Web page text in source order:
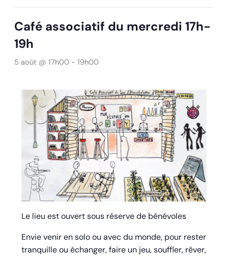
Café associatif du mercredi 17h-
19h
5 août @ 17h00- 19h00
Le lieu est ouvert sous réserve de bénévoles
Envie venir en solo ou avec du monde, pour rester
tranquille ou échanger, faire un jeu, souffler, rêver,